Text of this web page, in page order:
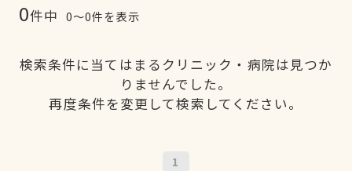
0件中 0〜0件を表示
検索条件に当てはまるクリニック・病院は見つか
りませんでした。
再度条件を変更して検索してください。
1